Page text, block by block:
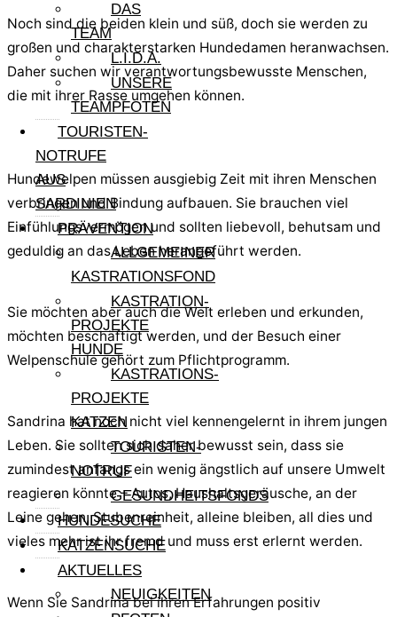
DAS
TEAM
L.I.D.A.
UNSERE
TEAMPFOTEN
TOURISTEN-
NOTRUFE
AUS
SARDINIEN
PRÄVENTION
ALLGEMEINER
KASTRATIONSFOND
KASTRATION-
PROJEKTE
HUNDE
KASTRATIONS-
PROJEKTE
KATZEN
TOURISTEN-
NOTRUF
GESUNDHEITSFONDS
HUNDESUCHE
KATZENSUCHE
AKTUELLES
NEUIGKEITEN
Noch sind die beiden klein und süß, doch sie werden zu
großen und charakterstarken Hundedamen heranwachsen.
Daher suchen wir verantwortungsbewusste Menschen,
die mit ihrer Rasse umgehen können.
Hundewelpen müssen ausgiebig Zeit mit ihren Menschen
verbringen und Bindung aufbauen. Sie brauchen viel
Einfühlungsvermögen und sollten liebevoll, behutsam und
geduldig an das Leben herangeführt werden.
Sie möchten aber auch die Welt erleben und erkunden,
möchten beschäftigt werden, und der Besuch einer
Welpenschule gehört zum Pflichtprogramm.
Sandrina hat noch nicht viel kennengelernt in ihrem jungen
Leben. Sie sollten sich daher bewusst sein, dass sie
zumindest anfangs ein wenig ängstlich auf unsere Umwelt
reagieren könnte – Autos, Haushaltsgeräusche, an der
Leine gehen, Stubenreinheit, alleine bleiben, all dies und
vieles mehr ist ihr fremd und muss erst erlernt werden.
Wenn Sie Sandrina bei ihren Erfahrungen positiv